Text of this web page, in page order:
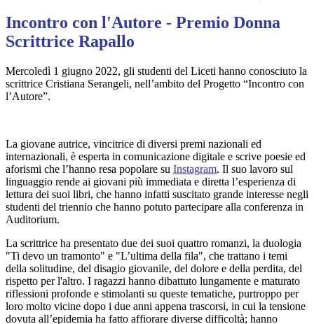
Incontro con l'Autore - Premio Donna
Scrittrice Rapallo
Mercoledì 1 giugno 2022, gli studenti del Liceti hanno conosciuto la
scrittrice Cristiana Serangeli, nell’ambito del Progetto “Incontro con
l’Autore”.
La giovane autrice, vincitrice di diversi premi nazionali ed
internazionali, è esperta in comunicazione digitale e scrive poesie ed
aforismi che l’hanno resa popolare su Instagram. Il suo lavoro sul
linguaggio rende ai giovani più immediata e diretta l’esperienza di
lettura dei suoi libri, che hanno infatti suscitato grande interesse negli
studenti del triennio che hanno potuto partecipare alla conferenza in
Auditorium.
La scrittrice ha presentato due dei suoi quattro romanzi, la duologia
"Ti devo un tramonto" e "L’ultima della fila", che trattano i temi
della solitudine, del disagio giovanile, del dolore e della perdita, del
rispetto per l'altro. I ragazzi hanno dibattuto lungamente e maturato
riflessioni profonde e stimolanti su queste tematiche, purtroppo per
loro molto vicine dopo i due anni appena trascorsi, in cui la tensione
dovuta all’epidemia ha fatto affiorare diverse difficoltà; hanno